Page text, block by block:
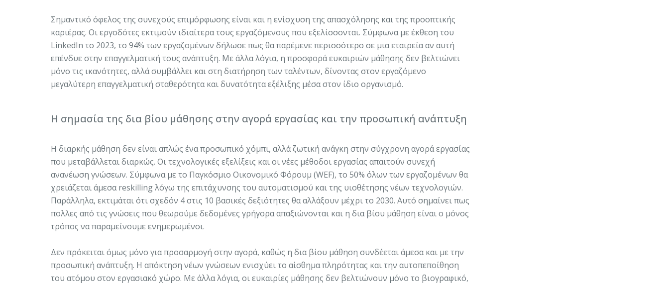
Σημαντικό όφελος της συνεχούς επιμόρφωσης είναι και η ενίσχυση της απασχόλησης και της προοπτικής
καριέρας. Οι εργοδότες εκτιμούν ιδιαίτερα τους εργαζόμενους που εξελίσσονται. Σύμφωνα με έκθεση του
LinkedIn το 2023, το 94% των εργαζομένων δήλωσε πως θα παρέμενε περισσότερο σε μια εταιρεία αν αυτή
επένδυε στην επαγγελματική τους ανάπτυξη. Με άλλα λόγια, η προσφορά ευκαιριών μάθησης δεν βελτιώνει
μόνο τις ικανότητες, αλλά συμβάλλει και στη διατήρηση των ταλέντων, δίνοντας στον εργαζόμενο
μεγαλύτερη επαγγελματική σταθερότητα και δυνατότητα εξέλιξης μέσα στον ίδιο οργανισμό.
Η σημασία της δια βίου μάθησης στην αγορά εργασίας και την προσωπική ανάπτυξη
Η διαρκής μάθηση δεν είναι απλώς ένα προσωπικό χόμπι, αλλά ζωτική ανάγκη στην σύγχρονη αγορά εργασίας
που μεταβάλλεται διαρκώς. Οι τεχνολογικές εξελίξεις και οι νέες μέθοδοι εργασίας απαιτούν συνεχή
ανανέωση γνώσεων. Σύμφωνα με το Παγκόσμιο Οικονομικό Φόρουμ (WEF), το 50% όλων των εργαζομένων θα
χρειάζεται άμεσα reskilling λόγω της επιτάχυνσης του αυτοματισμού και της υιοθέτησης νέων τεχνολογιών.
Παράλληλα, εκτιμάται ότι σχεδόν 4 στις 10 βασικές δεξιότητες θα αλλάξουν μέχρι το 2030. Αυτό σημαίνει πως
πολλες από τις γνώσεις που θεωρούμε δεδομένες γρήγορα απαξιώνονται και η δια βίου μάθηση είναι ο μόνος
τρόπος να παραμείνουμε ενημερωμένοι.
Δεν πρόκειται όμως μόνο για προσαρμογή στην αγορά, καθώς η δια βίου μάθηση συνδέεται άμεσα και με την
προσωπική ανάπτυξη. Η απόκτηση νέων γνώσεων ενισχύει το αίσθημα πληρότητας και την αυτοπεποίθηση
του ατόμου στον εργασιακό χώρο. Με άλλα λόγια, οι ευκαιρίες μάθησης δεν βελτιώνουν μόνο το βιογραφικό,